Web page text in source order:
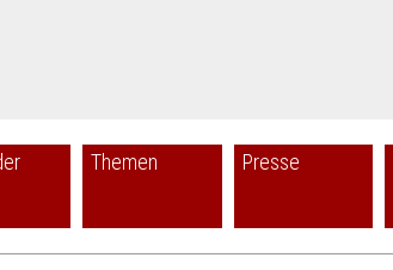
Themen Presse